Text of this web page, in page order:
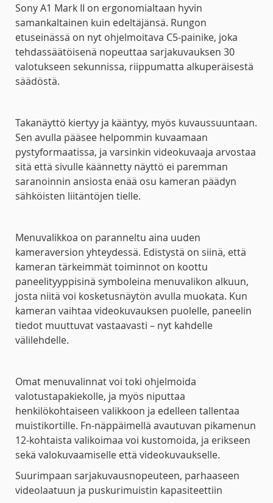
Sony A1 Mark II on ergonomialtaan hyvin
samankaltainen kuin edeltäjänsä. Rungon
etuseinässä on nyt ohjelmoitava C5-painike, joka
tehdassäätöisenä nopeuttaa sarjakuvauksen 30
valotukseen sekunnissa, riippumatta alkuperäisestä
säädöstä.
Takanäyttö kiertyy ja kääntyy, myös kuvaussuuntaan.
Sen avulla pääsee helpommin kuvaamaan
pystyformaatissa, ja varsinkin videokuvaaja arvostaa
sitä että sivulle käännetty näyttö ei paremman
saranoinnin ansiosta enää osu kameran päädyn
sähköisten liitäntöjen tielle.
Menuvalikkoa on paranneltu aina uuden
kameraversion yhteydessä. Edistystä on siinä, että
kameran tärkeimmät toiminnot on koottu
paneelityyppisinä symboleina menuvalikon alkuun,
josta niitä voi kosketusnäytön avulla muokata. Kun
kameran vaihtaa videokuvauksen puolelle, paneelin
tiedot muuttuvat vastaavasti – nyt kahdelle
välilehdelle.
Omat menuvalinnat voi toki ohjelmoida
valotustapakiekolle, ja myös niputtaa
henkilökohtaiseen valikkoon ja edelleen tallentaa
muistikortille. Fn-näppäimellä avautuvan pikamenun
12-kohtaista valikoimaa voi kustomoida, ja erikseen
sekä valokuvaamiselle että videokuvaukselle.
Suurimpaan sarjakuvausnopeuteen, parhaaseen
videolaatuun ja puskurimuistin kapasiteettiin